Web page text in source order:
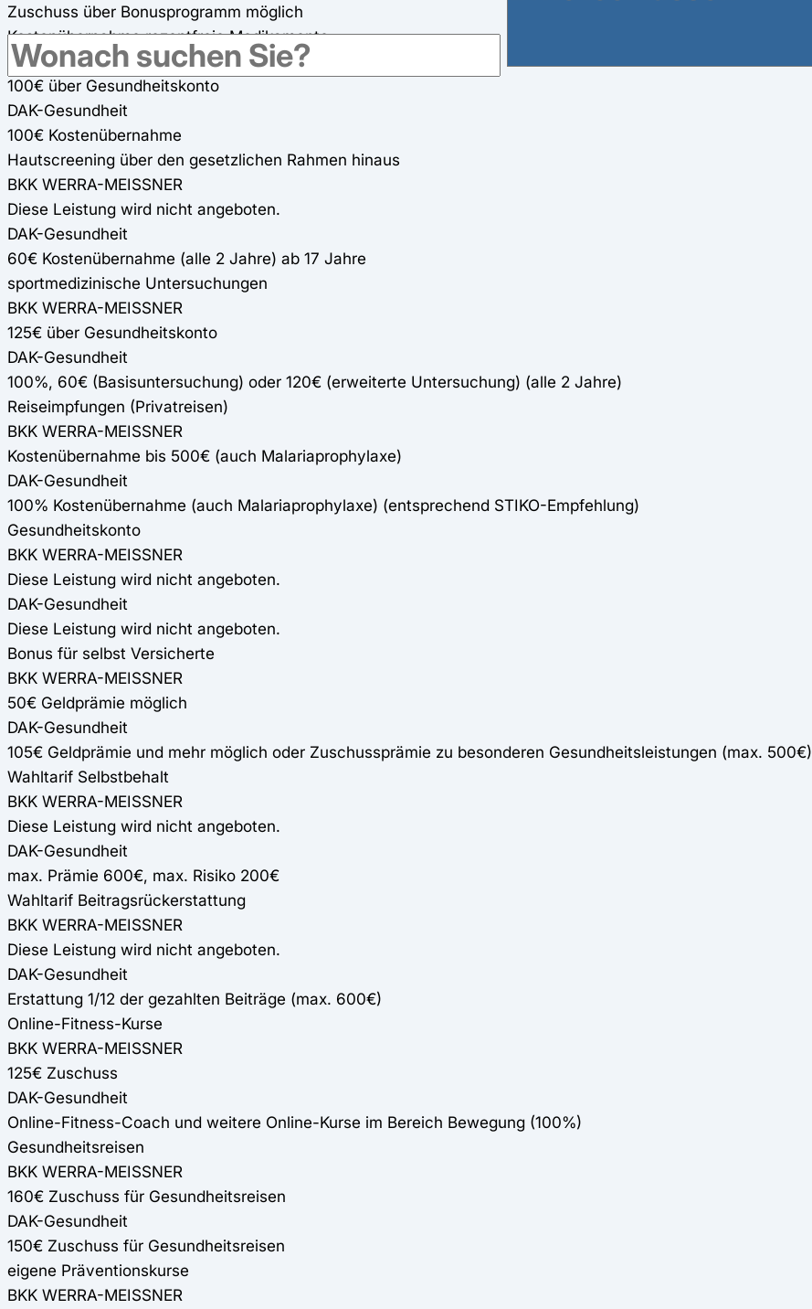
Zuschuss über Bonusprogramm möglich
Kostenübernahme rezeptfreie Medikamente
BKK WERRA-MEISSNER
100€ über Gesundheitskonto
DAK-Gesundheit
100€ Kostenübernahme
Hautscreening über den gesetzlichen Rahmen hinaus
BKK WERRA-MEISSNER
Diese Leistung wird nicht angeboten.
DAK-Gesundheit
60€ Kostenübernahme (alle 2 Jahre) ab 17 Jahre
sportmedizinische Untersuchungen
BKK WERRA-MEISSNER
125€ über Gesundheitskonto
DAK-Gesundheit
100%, 60€ (Basisuntersuchung) oder 120€ (erweiterte Untersuchung) (alle 2 Jahre)
Reiseimpfungen (Privatreisen)
BKK WERRA-MEISSNER
Kostenübernahme bis 500€ (auch Malariaprophylaxe)
DAK-Gesundheit
100% Kostenübernahme (auch Malariaprophylaxe) (entsprechend STIKO-Empfehlung)
Gesundheitskonto
BKK WERRA-MEISSNER
Diese Leistung wird nicht angeboten.
DAK-Gesundheit
Diese Leistung wird nicht angeboten.
Bonus für selbst Versicherte
BKK WERRA-MEISSNER
50€ Geldprämie möglich
DAK-Gesundheit
105€ Geldprämie und mehr möglich oder Zuschussprämie zu besonderen Gesundheitsleistungen (max. 500€)
Wahltarif Selbstbehalt
BKK WERRA-MEISSNER
Diese Leistung wird nicht angeboten.
DAK-Gesundheit
max. Prämie 600€, max. Risiko 200€
Wahltarif Beitragsrückerstattung
BKK WERRA-MEISSNER
Diese Leistung wird nicht angeboten.
DAK-Gesundheit
Erstattung 1/12 der gezahlten Beiträge (max. 600€)
Online-Fitness-Kurse
BKK WERRA-MEISSNER
125€ Zuschuss
DAK-Gesundheit
Online-Fitness-Coach und weitere Online-Kurse im Bereich Bewegung (100%)
Gesundheitsreisen
BKK WERRA-MEISSNER
160€ Zuschuss für Gesundheitsreisen
DAK-Gesundheit
150€ Zuschuss für Gesundheitsreisen
eigene Präventionskurse
BKK WERRA-MEISSNER